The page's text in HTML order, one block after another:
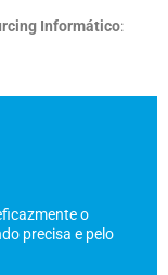
Informático:
o
precisa e pelo